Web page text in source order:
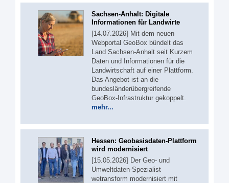
Sachsen-Anhalt: Digitale
Informationen für Landwirte
[14.07.2026] Mit dem neuen
Webportal GeoBox bündelt das
Land Sachsen-Anhalt seit Kurzem
Daten und Informationen für die
Landwirtschaft auf einer Plattform.
Das Angebot ist an die
bundesländerübergreifende
GeoBox-Infrastruktur gekoppelt.
mehr...
Hessen: Geobasisdaten-Plattform
wird modernisiert
[15.05.2026] Der Geo- und
Umweltdaten-Spezialist
wetransform modernisiert mit